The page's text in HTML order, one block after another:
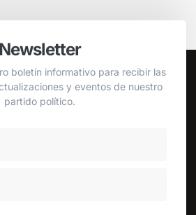
Newsletter
boletín informativo para recibir las
y eventos de nuestro
partido político.